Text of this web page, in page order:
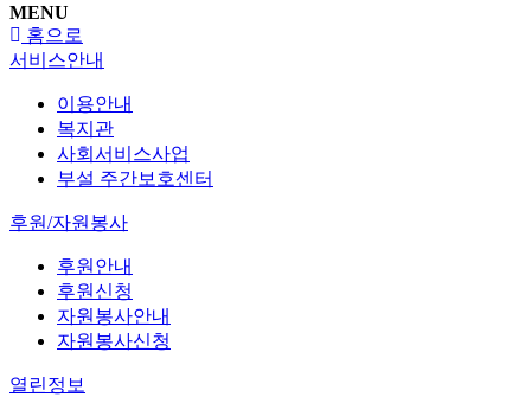
MENU
홈으로
서비스안내
이용안내
복지관
사회서비스사업
부설 주간보호센터
후원/자원봉사
후원안내
후원신청
자원봉사안내
자원봉사신청
열린정보